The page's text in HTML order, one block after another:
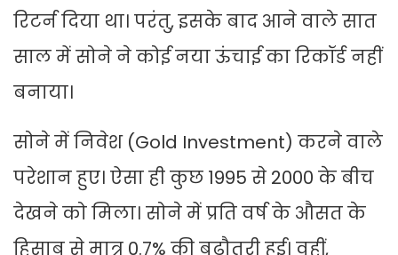
रिटर्न दिया था। परंतु, इसके बाद आने वाले सात
साल में सोने ने कोई नया ऊंचाई का रिकॉर्ड नहीं
बनाया।
सोने में निवेश (Gold Investment) करने वाले
परेशान हुए। ऐसा ही कुछ 1995 से 2000 के बीच
देखने को मिला। सोने में प्रति वर्ष के औसत के
हिसाब से मात्र 0.7% की बढ़ौतरी हुई। वहीं,